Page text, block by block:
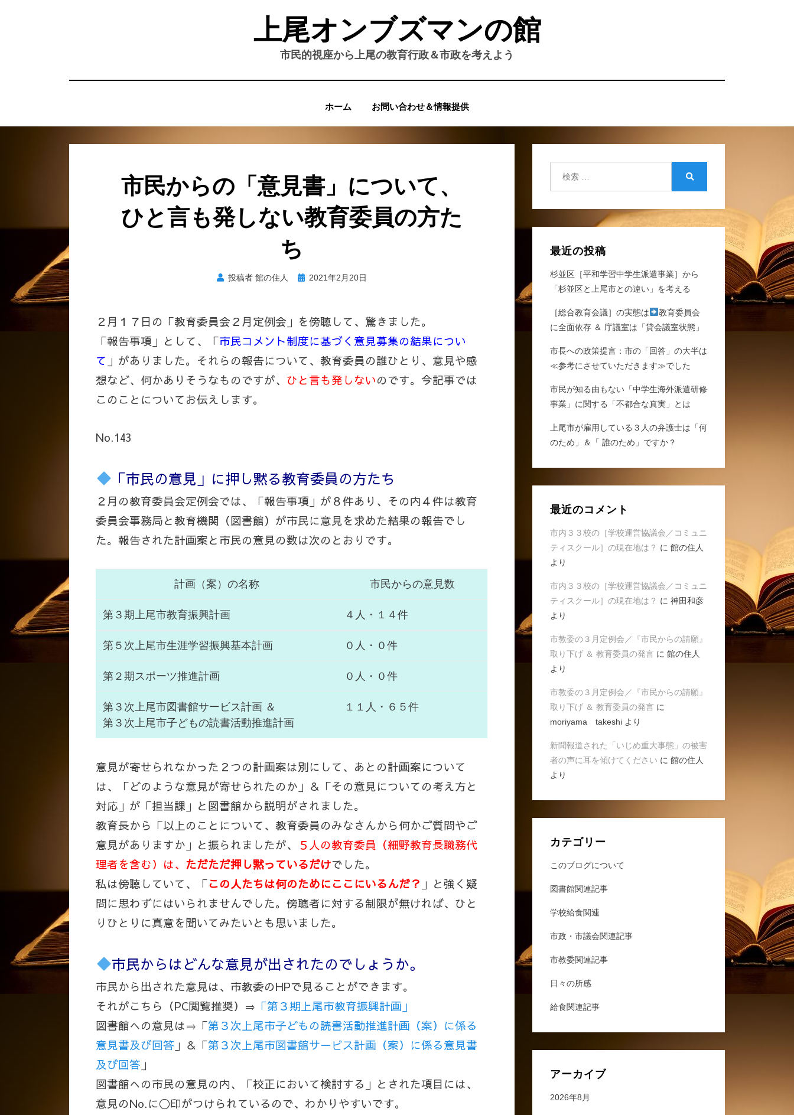
上尾オンブズマンの館
市民的視座から上尾の教育行政＆市政を考えよう
ホーム お問い合わせ＆情報提供
市民からの「意見書」について、
ひと言も発しない教育委員の方た
ち
投稿者 館の住人
投 2021年2月20日
２月１７日の「教育委員会２月定例会」を傍聴して、驚きました。
「報告事項」として、「市民コメント制度に基づく意見募集の結果につい
て 」がありました。それらの報告について、教育委員の誰ひとり、意見や感
想など、何かありそうなものですが、 ひと言も発しないのです。今記事では
このことについてお伝えします。
No.143
「市民の意見」に押し黙る教育委員の方たち
２月の教育委員会定例会では、「報告事項」が８件あり、その内４件は教育
委員会事務局と教育機関（図書館）が市民に意見を求めた結果の報告でし
た。報告された計画案と市民の意見の数は次のとおりです。
計画（案）の名称 市民からの意見数
第３期上尾市教育振興計画 ４人・１４件
第５次上尾市生涯学習振興基本計画 ０人・０件
第２期スポーツ推進計画 ０人・０件
第３次上尾市図書館サービス計画 ＆
第３次上尾市子どもの読書活動推進計画
１１人・６５件
意見が寄せられなかった２つの計画案は別にして、あとの計画案について
は、「どのような意見が寄せられたのか」＆「その意見についての考え方と
対応」が「担当課」と図書館から説明がされました。
教育長から「以上のことについて、教育委員のみなさんから何かご質問やご
意見がありますか」と振られましたが、
５人の教育委員（細野教育長職務代
理者を含む）は、 ただただ押し黙っているだけでした。
私は傍聴していて、「この人たちは何のためにここにいるんだ？ 」と強く疑
問に思わずにはいられませんでした。傍聴者に対する制限が無ければ、ひと
りひとりに真意を聞いてみたいとも思いました。
市民からはどんな意見が出されたのでしょうか。
市民から出された意見は、市教委のHPで見ることができます。
それがこちら（PC閲覧推奨）⇒ 「第３期上尾市教育振興計画」
図書館への意見は⇒「第３次上尾市子どもの読書活動推進計画（案）に係る
意見書及び回答 」＆「第３次上尾市図書館サービス計画（案）に係る意見書
及び回答 」
図書館への市民の意見の内、「校正において検討する」とされた項目には、
意見のNo.に〇印がつけられているので、わかりやすいです。
最近の投稿
杉並区［平和学習中学生派遣事業］から
「杉並区と上尾市との違い」を考える
［総合教育会議］の実態は
教育委員会
に全面依存 ＆ 庁議室は「貸会議室状態」
市長への政策提言：市の「回答」の大半は
≪参考にさせていただきます≫でした
市民が知る由もない「中学生海外派遣研修
事業」に関する「不都合な真実」とは
上尾市が雇用している３人の弁護士は「何
のため」＆「 誰のため」ですか？
最近のコメント
市内３３校の［学校運営協議会／コミュニ
ティスクール］の現在地は？ に 館の住人
より
市内３３校の［学校運営協議会／コミュニ
ティスクール］の現在地は？ に 神田和彦
より
市教委の３月定例会／『市民からの請願』
取り下げ ＆ 教育委員の発言に 館の住人
より
市教委の３月定例会／『市民からの請願』
取り下げ ＆ 教育委員の発言に
moriyama takeshiより
新聞報道された「いじめ重大事態」の被害
者の声に耳を傾けてください に 館の住人
より
カテゴリー
このブログについて
図書館関連記事
学校給食関連
市政・市議会関連記事
市教委関連記事
日々の所感
給食関連記事
アーカイブ
2026年8月